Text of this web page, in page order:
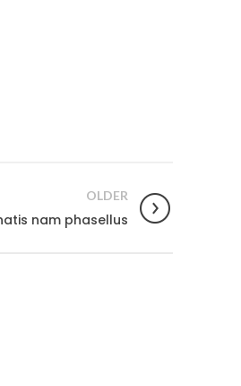
OLDER
nam phasellus